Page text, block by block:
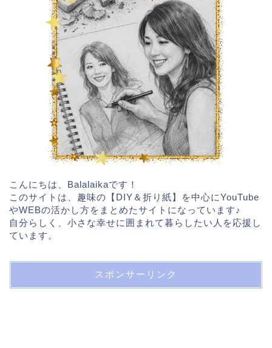
こんにちは、Balalaikaです！
このサイトは、趣味の【DIY＆折り紙】を中心にYouTube
やWEBの活かし方をまとめたサイトになっています♪
自分らしく、小さな幸せに囲まれて暮らしたい人を応援し
ています。
スポンサーリンク